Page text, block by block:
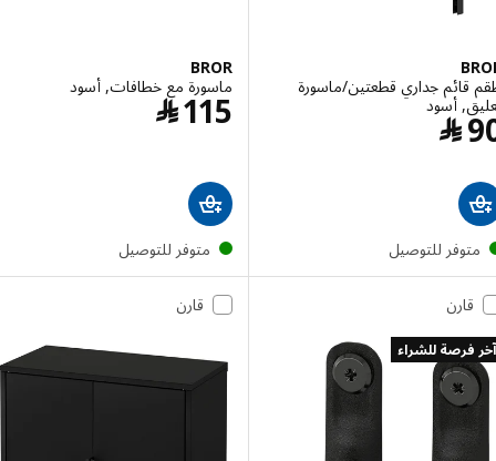
جداري قطعتين/ماسورة
أسود
﷼السعر ﷼ 90
للتوصيل
BROR
ماسورة مع خطافات, أسود
﷼ 115 السعر ﷼ 115
متوفر للتوصيل
قارن
للشراء
قارن